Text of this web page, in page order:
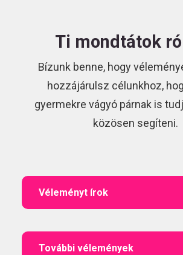
Ti mondtátok
Bízunk benne, hogy
hozzájárulsz célunkhoz,
gyermekre vágyó párnak is
közösen segíteni.
Véleményt írok
További vélemények